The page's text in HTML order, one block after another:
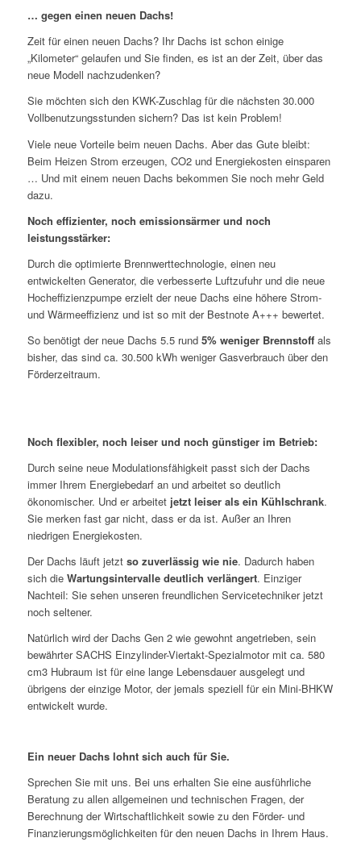
… gegen einen neuen Dachs!
Zeit für einen neuen Dachs? Ihr Dachs ist schon einige
„Kilometer“ gelaufen und Sie finden, es ist an der Zeit, über das
neue Modell nachzudenken?
Sie möchten sich den KWK-Zuschlag für die nächsten 30.000
Vollbenutzungsstunden sichern? Das ist kein Problem!
Viele neue Vorteile beim neuen Dachs. Aber das Gute bleibt:
Beim Heizen Strom erzeugen, CO2 und Energiekosten einsparen
… Und mit einem neuen Dachs bekommen Sie noch mehr Geld
dazu.
Noch effizienter, noch emissionsärmer und noch
leistungsstärker:
Durch die optimierte Brennwerttechnologie, einen neu
entwickelten Generator, die verbesserte Luftzufuhr und die neue
Hocheffizienzpumpe erzielt der neue Dachs eine höhere Strom-
und Wärmeeffizienz und ist so mit der Bestnote A+++ bewertet.
So benötigt der neue Dachs 5.5 rund5% weniger Brennstoffals
bisher, das sind ca. 30.500 kWh weniger Gasverbrauch über den
Förderzeitraum.
Noch flexibler, noch leiser und noch günstiger im Betrieb:
Durch seine neue Modulationsfähigkeit passt sich der Dachs
immer Ihrem Energiebedarf an und arbeitet so deutlich
ökonomischer. Und er arbeitetjetzt leiser als ein Kühlschrank.
Sie merken fast gar nicht, dass er da ist. Außer an Ihren
niedrigen Energiekosten.
Der Dachs läuft jetztso zuverlässig wie nie. Dadurch haben
sich die Wartungsintervalle deutlich verlängert. Einziger
Nachteil: Sie sehen unseren freundlichen Servicetechniker jetzt
noch seltener.
Natürlich wird der Dachs Gen 2 wie gewohnt angetrieben, sein
bewährter SACHS Einzylinder-Viertakt-Spezialmotor mit ca. 580
cm3 Hubraum ist für eine lange Lebensdauer ausgelegt und
übrigens der einzige Motor, der jemals speziell für ein Mini-BHKW
entwickelt wurde.
Ein neuer Dachs lohnt sich auch für Sie.
Sprechen Sie mit uns. Bei uns erhalten Sie eine ausführliche
Beratung zu allen allgemeinen und technischen Fragen, der
Berechnung der Wirtschaftlichkeit sowie zu den Förder- und
Finanzierungsmöglichkeiten für den neuen Dachs in Ihrem Haus.